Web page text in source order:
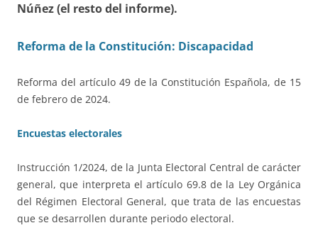
Núñez (el resto del informe).
Reforma de la Constitución: Discapacidad
Reforma del artículo 49 de la Constitución Española, de 15
de febrero de 2024.
Encuestas electorales
Instrucción 1/2024, de la Junta Electoral Central de carácter
general, que interpreta el artículo 69.8 de la Ley Orgánica
del Régimen Electoral General, que trata de las encuestas
que se desarrollen durante periodo electoral.